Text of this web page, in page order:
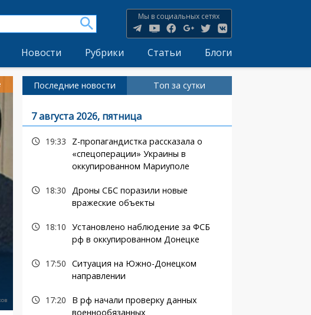
Мы в социальных сетях
Новости Рубрики Статьи Блоги
Последние новости Топ за сутки
7 августа 2026, пятница
19:33
Z-пропагандистка рассказала о
«спецоперации» Украины в
оккупированном Мариуполе
18:30 Дроны СБС поразили новые
вражеские объекты
18:10 Установлено наблюдение за ФСБ
рф в оккупированном Донецке
17:50 Ситуация на Южно-Донецком
направлении
17:20
В рф начали проверку данных
военнообязанных